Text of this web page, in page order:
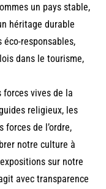
un pays stable,
héritage durable
responsables,
dans le tourisme,
vives de la
religieux, les
de l’ordre,
notre culture à
sur notre
avec transparence